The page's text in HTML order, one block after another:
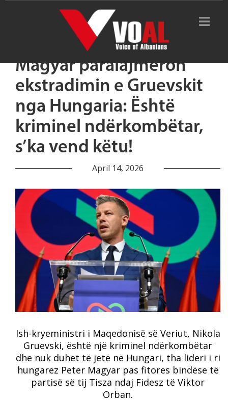
Magyar paralajmëron
ekstradimin e Gruevskit
nga Hungaria: Është
kriminel ndërkombëtar,
s’ka vend këtu!
April 14, 2026
Ish-kryeministri i Maqedonisë së Veriut, Nikola
Gruevski, është një kriminel ndërkombëtar
dhe nuk duhet të jetë në Hungari, tha lideri i ri
hungarez Peter Magyar pas fitores bindëse të
partisë së tij Tisza ndaj Fidesz të Viktor
Orban.